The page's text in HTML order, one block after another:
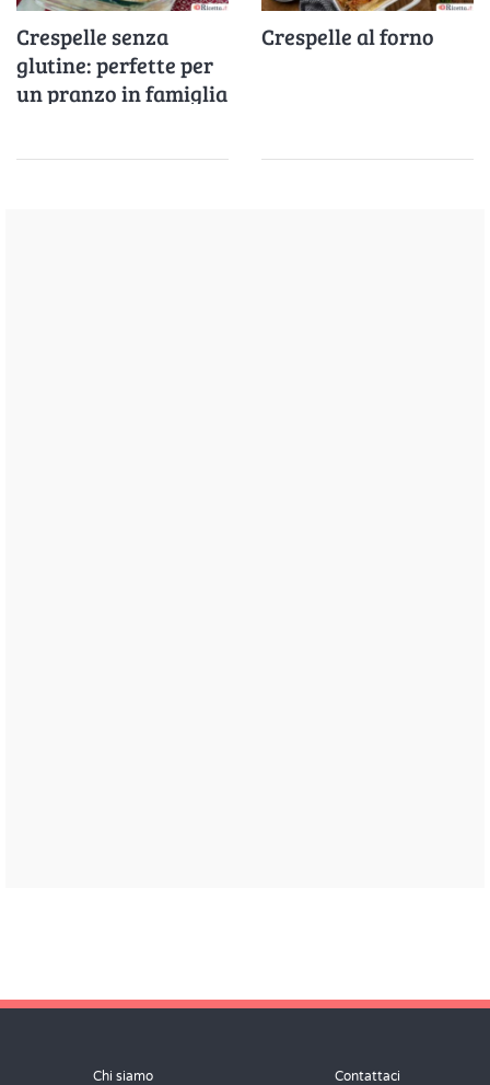
Crespelle senza
glutine: perfette per
un pranzo in famiglia
Crespelle al forno
Chi siamo Contattaci